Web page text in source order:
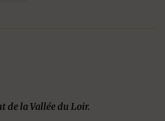
de la Vallée du Loir.